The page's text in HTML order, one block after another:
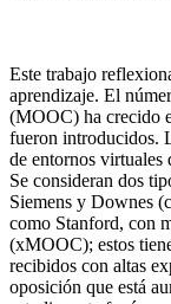
Este trabajo
aprendizaje. El
(MOOC) ha crecido
fueron introducidos.
de entornos virtuales
Se consideran dos
Siemens y Downes
como Stanford, con
(xMOOC); estos
recibidos con altas
oposición que está